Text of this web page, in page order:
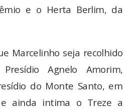
e o Herta Berlim, da
Marcelinho seja recolhido
Agnelo Amorim,
do Monte Santo, em
e ainda intima o Treze a